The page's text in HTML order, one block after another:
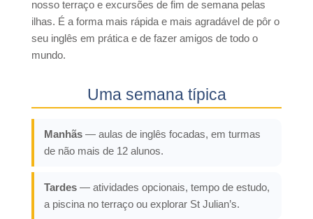
nosso terraço e excursões de fim de semana pelas
ilhas. É a forma mais rápida e mais agradável de pôr o
seu inglês em prática e de fazer amigos de todo o
mundo.
Uma semana típica
Manhãs — aulas de inglês focadas, em turmas
de não mais de 12 alunos.
Tardes — atividades opcionais, tempo de estudo,
a piscina no terraço ou explorar St Julian’s.